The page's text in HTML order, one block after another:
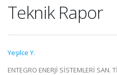
Teknik Rapor
Yeşilce Y.
ENTEGRO ENERJİ SİSTEMLERİ SAN.